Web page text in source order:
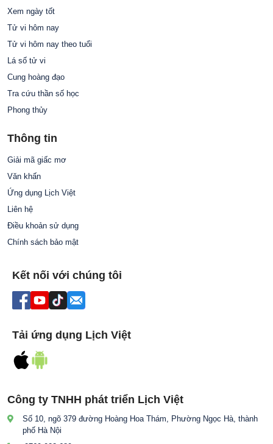
Công ty TNHH phát triển Lịch Việt
Số 10, ngõ 379 đường Hoàng Hoa Thám, Phường Ngọc Hà, thành
phố Hà Nội
Xem ngày tốt
Tử vi hôm nay
Tử vi hôm nay theo tuổi
Lá số tử vi
Cung hoàng đạo
Tra cứu thần số học
Phong thủy
Thông tin
Giải mã giấc mơ
Văn khấn
Ứng dụng Lịch Việt
Liên hệ
Điều khoản sử dụng
Chính sách bảo mật
Kết nối với chúng tôi
Tải ứng dụng Lịch Việt